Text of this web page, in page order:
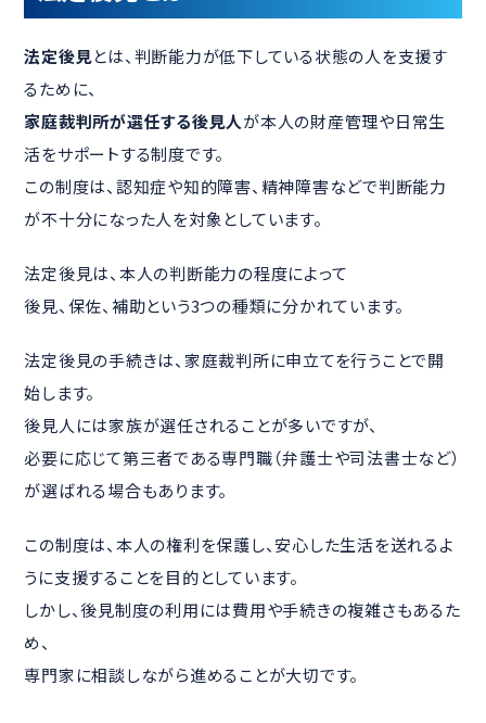
法定後見とは、判断能力が低下している状態の人を支援す
るために、
家庭裁判所が選任する後見人が本人の財産管理や日常生
活をサポートする制度です。
この制度は、認知症や知的障害、精神障害などで判断能力
が不十分になった人を対象としています。
法定後見は、本人の判断能力の程度によって
後見、保佐、補助という3つの種類に分かれています。
法定後見の手続きは、家庭裁判所に申立てを行うことで開
始します。
後見人には家族が選任されることが多いですが、
必要に応じて第三者である専門職（弁護士や司法書士など）
が選ばれる場合もあります。
この制度は、本人の権利を保護し、安心した生活を送れるよ
うに支援することを目的としています。
しかし、後見制度の利用には費用や手続きの複雑さもあるた
め、
専門家に相談しながら進めることが大切です。